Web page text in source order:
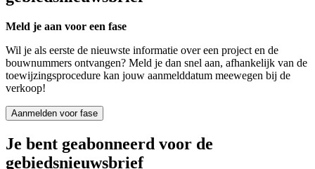
Meld je aan voor een fase
Wil je als eerste de nieuwste informatie over een project en de
bouwnummers ontvangen? Meld je dan snel aan, afhankelijk van de
toewijzingsprocedure kan jouw aanmelddatum meewegen bij de
verkoop!
Aanmelden voor fase
Je bent geabonneerd voor de
gebiedsnieuwsbrief